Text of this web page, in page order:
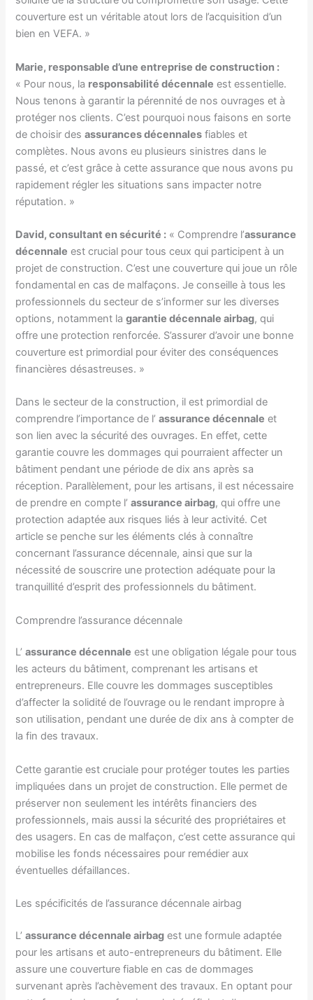
couverture est un véritable atout lors de l’acquisition d’un
bien en VEFA. »
Marie, responsable d’une entreprise de construction :
« Pour nous, la responsabilité décennale est essentielle.
Nous tenons à garantir la pérennité de nos ouvrages et à
protéger nos clients. C’est pourquoi nous faisons en sorte
de choisir desassurances décennales fiables et
complètes. Nous avons eu plusieurs sinistres dans le
passé, et c’est grâce à cette assurance que nous avons pu
rapidement régler les situations sans impacter notre
réputation. »
David, consultant en sécurité : « Comprendre l’assurance
décennale est crucial pour tous ceux qui participent à un
projet de construction. C’est une couverture qui joue un rôle
fondamental en cas de malfaçons. Je conseille à tous les
professionnels du secteur de s’informer sur les diverses
options, notamment lagarantie décennale airbag, qui
offre une protection renforcée. S’assurer d’avoir une bonne
couverture est primordial pour éviter des conséquences
financières désastreuses. »
Dans le secteur de la construction, il est primordial de
comprendre l’importance de l’assurance décennale et
son lien avec la sécurité des ouvrages. En effet, cette
garantie couvre les dommages qui pourraient affecter un
bâtiment pendant une période de dix ans après sa
réception. Parallèlement, pour les artisans, il est nécessaire
de prendre en compte l’assurance airbag, qui offre une
protection adaptée aux risques liés à leur activité. Cet
article se penche sur les éléments clés à connaître
concernant l’assurance décennale, ainsi que sur la
nécessité de souscrire une protection adéquate pour la
tranquillité d’esprit des professionnels du bâtiment.
Comprendre l’assurance décennale
L’assurance décennale est une obligation légale pour tous
les acteurs du bâtiment, comprenant les artisans et
entrepreneurs. Elle couvre les dommages susceptibles
d’affecter la solidité de l’ouvrage ou le rendant impropre à
son utilisation, pendant une durée de dix ans à compter de
la fin des travaux.
Cette garantie est cruciale pour protéger toutes les parties
impliquées dans un projet de construction. Elle permet de
préserver non seulement les intérêts financiers des
professionnels, mais aussi la sécurité des propriétaires et
des usagers. En cas de malfaçon, c’est cette assurance qui
mobilise les fonds nécessaires pour remédier aux
éventuelles défaillances.
Les spécificités de l’assurance décennale airbag
L’assurance décennale airbag est une formule adaptée
pour les artisans et auto-entrepreneurs du bâtiment. Elle
assure une couverture fiable en cas de dommages
survenant après l’achèvement des travaux. En optant pour